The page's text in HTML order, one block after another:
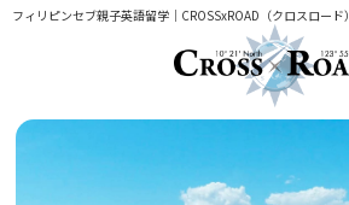
フィリピンセブ親子英語留学｜CROSSxROAD（クロスロード）